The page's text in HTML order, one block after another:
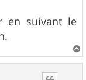
en suivant le
a